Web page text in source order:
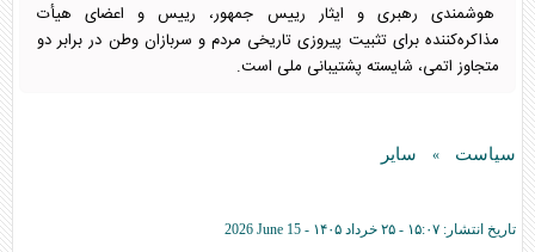
هوشمندی رهبری و ایثار رییس جمهور، رییس و اعضای هیأت
مذاکره‌کننده برای تثبیت پیروزی تاریخی مردم و سربازان وطن در برابر دو
متجاوز اتمی، شایسته پشتیبانی ملی است.
سیاست » سایر
تاریخ انتشار: ۱۵:۰۷ - ۲۵ خرداد ۱۴۰۵ -
2026 June 15